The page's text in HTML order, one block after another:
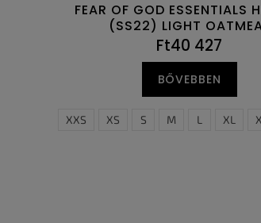
FEAR OF GOD ESSENTIALS
(SS22) LIGHT
Ft40 427
BŐVEBBEN
XXS XS S M L XL